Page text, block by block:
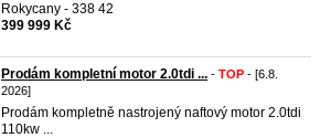
Rokycany - 338 42
399 999 Kč
Prodám kompletní motor 2.0tdi ... - TOP - [6.8.
2026]
Prodám kompletně nastrojený naftový motor 2.0tdi
110kw ...